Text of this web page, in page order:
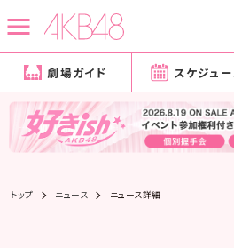
劇場ガイド スケジュ
トップ ニュース ニュース詳細